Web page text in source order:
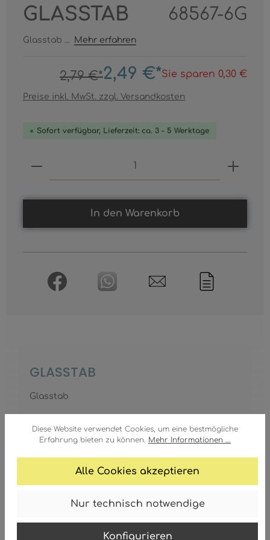
Diese Website verwendet Cookies, um eine bestmögliche
Erfahrung bieten zu können. Mehr Informationen ...
Alle Cookies akzeptieren
Nur technisch notwendige
Konfigurieren
GLASSTAB 68567-6G
Glasstab ... Mehr erfahren
2,79 €*2,49 €*Sie sparen 0,30 €
Preise inkl. MwSt. zzgl. Versandkosten
Sofort verfügbar, Lieferzeit: ca. 3 - 5 Werktage
Produkt Anzahl: Gib den
In den Warenkorb
GLASSTAB
Glasstab
Produktbilder